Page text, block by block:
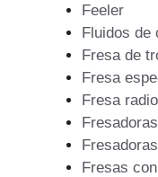
Feeler
Fluidos de
Fresa de
Fresa
Fresa
Fresas